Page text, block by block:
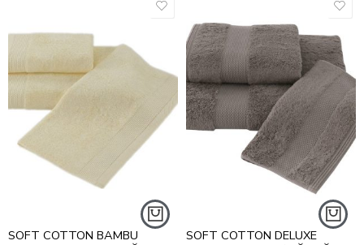
SOFT COTTON BAMBU
1,386₽– 3,254 ₽
50*100 СМ
SOFT COTTON DELUXE
1,419 ₽– 3,461₽
30*50 СМ. - 3 ШТ.
50*100 СМ. - 1 ШТ.